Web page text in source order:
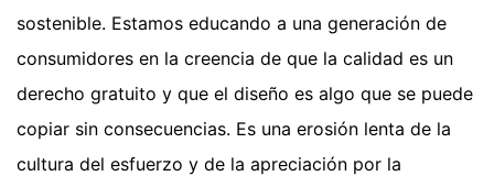
sostenible. Estamos educando a una generación de
consumidores en la creencia de que la calidad es un
derecho gratuito y que el diseño es algo que se puede
copiar sin consecuencias. Es una erosión lenta de la
cultura del esfuerzo y de la apreciación por la